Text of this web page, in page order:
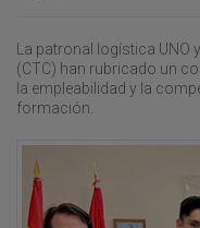
La patronal logística UNO
(CTC) han rubricado un
la empleabilidad y la
formación.